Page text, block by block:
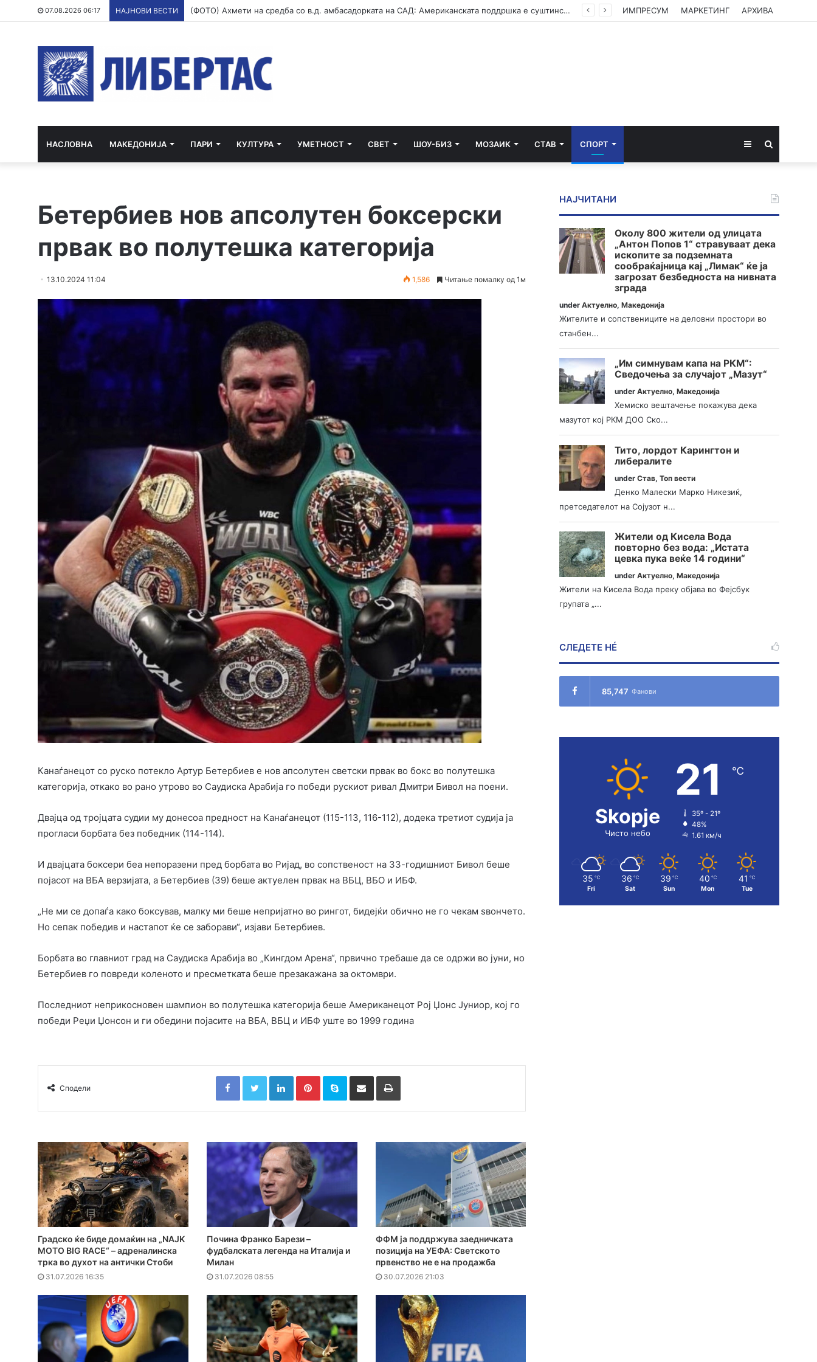
07.08.2026 06:17 НАЈНОВИ ВЕСТИ (ФОТО) Ахмети на средба со в.д. амбасадорката на САД: Американската поддршка е суштинска за зачувување на духот на Охридскиот договор ИМПРЕСУМ МАРКЕТИНГ АРХИВА
НАСЛОВНА МАКЕДОНИЈА ПАРИ КУЛТУРА УМЕТНОСТ СВЕТ ШОУ-БИЗ МОЗАИК СТАВ СПОРТ Sidebar
Бетербиев нов апсолутен боксерски
првак во полутешка категорија
13.10.2024 11:04 1,586 Читање помалку од 1м
Канаѓанецот со руско потекло Артур Бетербиев е нов апсолутен светски првак во бокс во полутешка
категорија, откако во рано утрово во Саудиска Арабија го победи рускиот ривал Дмитри Бивол на поени.
Двајца од тројцата судии му донесоа предност на Канаѓанецот (115-113, 116-112), додека третиот судија ја
прогласи борбата без победник (114-114).
И двајцата боксери беа непоразени пред борбата во Ријад, во сопственост на 33-годишниот Бивол беше
појасот на ВБА верзијата, а Бетербиев (39) беше актуелен првак на ВБЦ, ВБО и ИБФ.
„Не ми се допаѓа како боксував, малку ми беше непријатно во рингот, бидејќи обично не го чекам ѕвончето.
Но сепак победив и настапот ќе се заборави“, изјави Бетербиев.
Борбата во главниот град на Саудиска Арабија во „Кингдом Арена“, првично требаше да се одржи во јуни, но
Бетербиев го повреди коленото и пресметката беше презакажана за октомври.
Последниот неприкосновен шампион во полутешка категорија беше Американецот Рој Џонс Јуниор, кој го
победи Реџи Џонсон и ги обедини појасите на ВБА, ВБЦ и ИБФ уште во 1999 година
Сподели
FacebookTwitterLinkedInPinterestSkype Сподели преку Е-маил Испринтај
Градско ќе биде домаќин на „NAJK
MOTO BIG RACE“ – адреналинска
трка во духот на антички Стоби
31.07.2026 16:35
Почина Франко Барези –
фудбалската легенда на Италија и
Милан
31.07.2026 08:55
ФФМ ја поддржува заедничката
позиција на УЕФА: Светското
првенство не е на продажба
30.07.2026 21:03
НАЈЧИТАНИ
Околу 800 жители од улицата
„Антон Попов 1“ стравуваат дека
ископите за подземната
сообраќајница кај „Лимак“ ќе ја
загрозат безбедноста на нивната
зграда
underАктуелно,Македонија
Жителите и сопствениците на деловни простори во
станбен...
„Им симнувам капа на РКМ“:
Сведочења за случајот „Мазут“
underАктуелно,Македонија
Хемиско вештачење покажува дека
мазутот кој РКМ ДОО Ско...
Тито, лордот Карингтон и
либералите
underСтав,Топ вести
Денко Малески Марко Никезиќ,
претседателот на Сојузот н...
Жители од Кисела Вода
повторно без вода: „Истата
цевка пука веќе 14 години“
underАктуелно,Македонија
Жители на Кисела Вода преку објава во Фејсбук
групата „...
СЛЕДЕТЕ НÉ
85,747 Фанови
Skopje
Чисто небо
21 ℃
35º - 21º
48%
1.61 км/ч
35 ℃
Fri
36 ℃
Sat
39 ℃
Sun
40 ℃
Mon
41 ℃
Tue